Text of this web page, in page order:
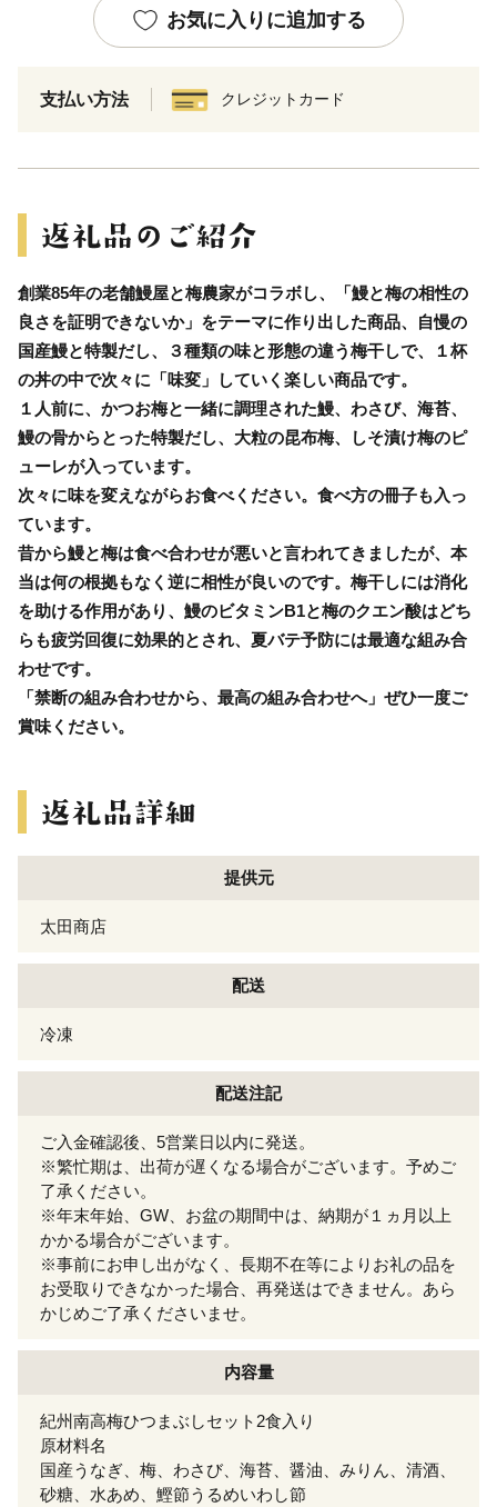
お気に入りに追加する
支払い方法 クレジットカード
創業85年の老舗鰻屋と梅農家がコラボし、「鰻と梅の相性の
良さを証明できないか」をテーマに作り出した商品、自慢の
国産鰻と特製だし、３種類の味と形態の違う梅干しで、１杯
の丼の中で次々に「味変」していく楽しい商品です。
１人前に、かつお梅と一緒に調理された鰻、わさび、海苔、
鰻の骨からとった特製だし、大粒の昆布梅、しそ漬け梅のピ
ューレが入っています。
次々に味を変えながらお食べください。食べ方の冊子も入っ
ています。
昔から鰻と梅は食べ合わせが悪いと言われてきましたが、本
当は何の根拠もなく逆に相性が良いのです。梅干しには消化
を助ける作用があり、鰻のビタミンB1と梅のクエン酸はどち
らも疲労回復に効果的とされ、夏バテ予防には最適な組み合
わせです。
「禁断の組み合わせから、最高の組み合わせへ」ぜひ一度ご
賞味ください。
提供元
太田商店
配送
冷凍
配送注記
ご入金確認後、5営業日以内に発送。
※繁忙期は、出荷が遅くなる場合がございます。予めご
了承ください。
※年末年始、GW、お盆の期間中は、納期が１ヵ月以上
かかる場合がございます。
※事前にお申し出がなく、長期不在等によりお礼の品を
お受取りできなかった場合、再発送はできません。あら
かじめご了承くださいませ。
内容量
紀州南高梅ひつまぶしセット2食入り
原材料名
国産うなぎ、梅、わさび、海苔、醤油、みりん、清酒、
砂糖、水あめ、鰹節うるめいわし節